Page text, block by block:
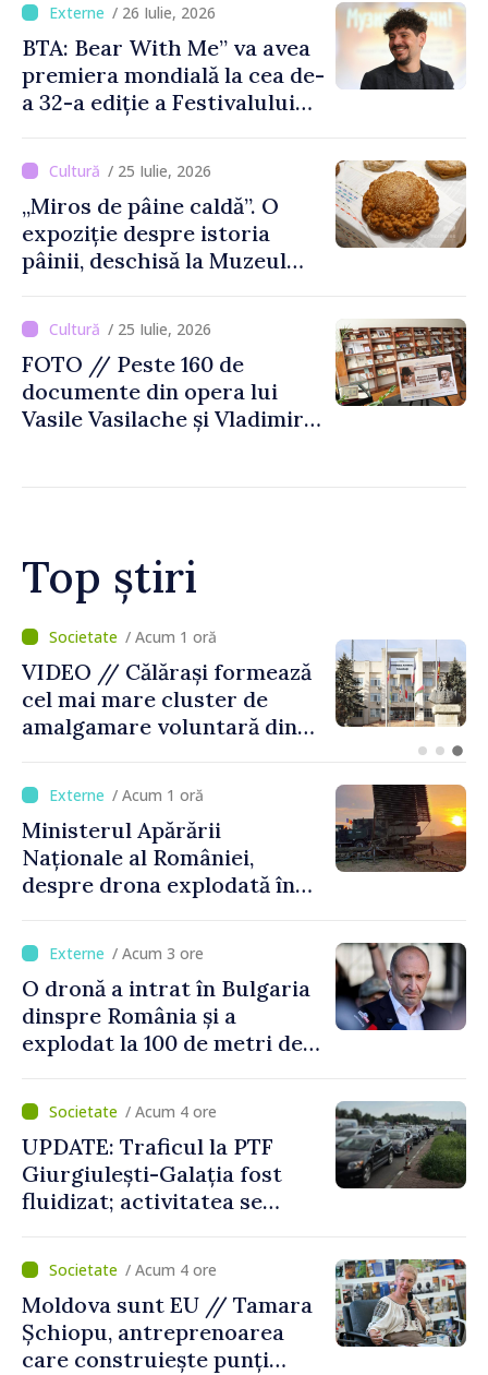
/ 26 Iulie, 2026
BTA: Bear With Me” va avea
premiera mondială la cea de-
a 32-a ediție a Festivalului
august
/ 25 Iulie, 2026
„Miros de pâine caldă”. O
expoziție despre istoria
pâinii, deschisă la Muzeul
Moldovei
/ 25 Iulie, 2026
FOTO // Peste 160 de
documente din opera lui
Vasile Vasilache și Vladimir
Top știri
/ Acum 22 minute
BTA: Tendința de scădere a
nivelului Dunării se menține,
iar situația hidrologică
/ Acum 1 oră
Ministerul Apărării
Naționale al României,
despre drona explodată în
nu au detectat niciun
vehicul aerian”
/ Acum 3 ore
O dronă a intrat în Bulgaria
dinspre România și a
explodat la 100 de metri de
/ Acum 4 ore
UPDATE: Traficul la PTF
Giurgiulești-Galația fost
fluidizat; activitatea se
normale
/ Acum 4 ore
Moldova sunt EU // Tamara
Șchiopu, antreprenoarea
care construiește punți